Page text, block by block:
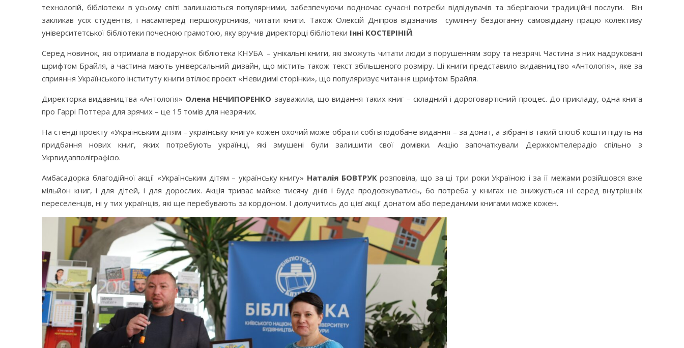
технологій, бібліотеки в усьому світі залишаються популярними, забезпечуючи водночас сучасні потреби відвідувачів та зберігаючи традиційні послуги. Він
закликав усіх студентів, і насамперед першокурсників, читати книги. Також Олексій Дніпров відзначив сумлінну бездоганну самовіддану працю колективу
університетської бібліотеки почесною грамотою, яку вручив директорці бібліотеки Інні КОСТЕРІНІЙ.
Серед новинок, які отримала в подарунок бібліотека КНУБА – унікальні книги, які зможуть читати люди з порушенням зору та незрячі. Частина з них надруковані
шрифтом Брайля, а частина мають універсальний дизайн, що містить також текст збільшеного розміру. Ці книги представило видавництво «Антологія», яке за
сприяння Українського інституту книги втілює проєкт «Невидимі сторінки», що популяризує читання шрифтом Брайля.
Директорка видавництва «Антологія» Олена НЕЧИПОРЕНКО зауважила, що видання таких книг – складний і дороговартісний процес. До прикладу, одна книга
про Гаррі Поттера для зрячих – це 15 томів для незрячих.
На стенді проєкту «Українським дітям – українську книгу» кожен охочий може обрати собі вподобане видання – за донат, а зібрані в такий спосіб кошти підуть на
придбання нових книг, яких потребують українці, які змушені були залишити свої домівки. Акцію започаткували Держкомтелерадіо спільно з
Укрвидавполіграфією.
Амбасадорка благодійної акції «Українським дітям – українську книгу» Наталія БОВТРУКрозповіла, що за ці три роки Україною і за її межами розійшовся вже
мільйон книг, і для дітей, і для дорослих. Акція триває майже тисячу днів і буде продовжуватись, бо потреба у книгах не знижується ні серед внутрішніх
переселенців, ні у тих українців, які ще перебувають за кордоном. І долучитись до цієї акції донатом або переданими книгами може кожен.